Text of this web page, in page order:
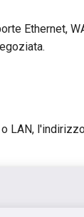
Ethernet,
LAN,